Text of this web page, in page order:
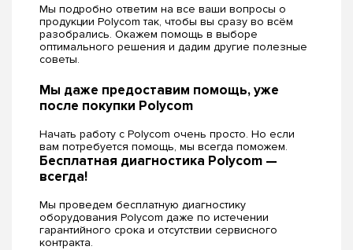
Мы подробно ответим на все ваши вопросы о
продукции Polycom так, чтобы вы сразу во всём
разобрались. Окажем помощь в выборе
оптимального решения и дадим другие полезные
советы.
Мы даже предоставим помощь, уже
после покупки Polycom
Начать работу с Polycom очень просто. Но если
вам потребуется помощь, мы всегда поможем.
Бесплатная диагностика Polycom —
всегда!
Мы проведем бесплатную диагностику
оборудования Polycom даже по истечении
гарантийного срока и отсутствии сервисного
контракта.